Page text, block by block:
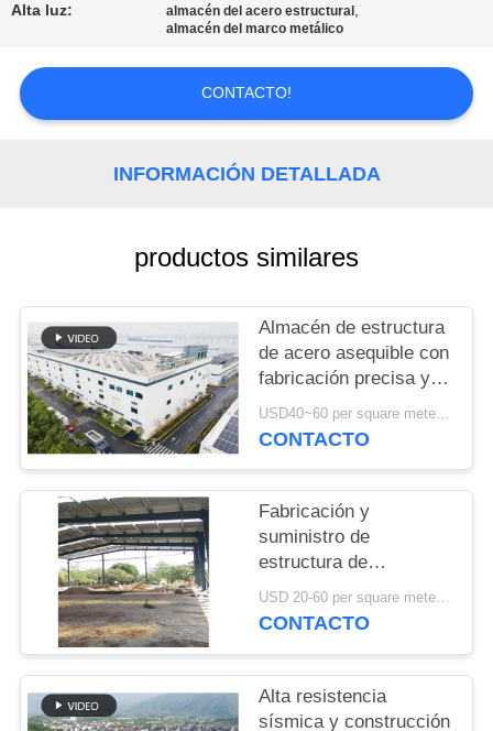
DE
CALIDAD
CONTACTA
NOSOTROS
NOTICIAS
CASOS
MAPA
DEL
SITIO
POLÍTICA
PRIVACIDAD
Alta luz: almacén del acero estructural ,
almacén del marco metálico
CONTACTO!
INFORMACIÓN DETALLADA
productos similares
Almacén de estructura
de acero asequible con
fabricación precisa y
solución de entrega
integral
USD40~60 per square meter MOQ:1000 sqm
CONTACTO
Fabricación y
suministro de
estructura de
construcción de
estructura de acero de
en Benin
USD 20-60 per square meter MOQ:1000 Metros cuadrados
CONTACTO
Alta resistencia
sísmica y construcción